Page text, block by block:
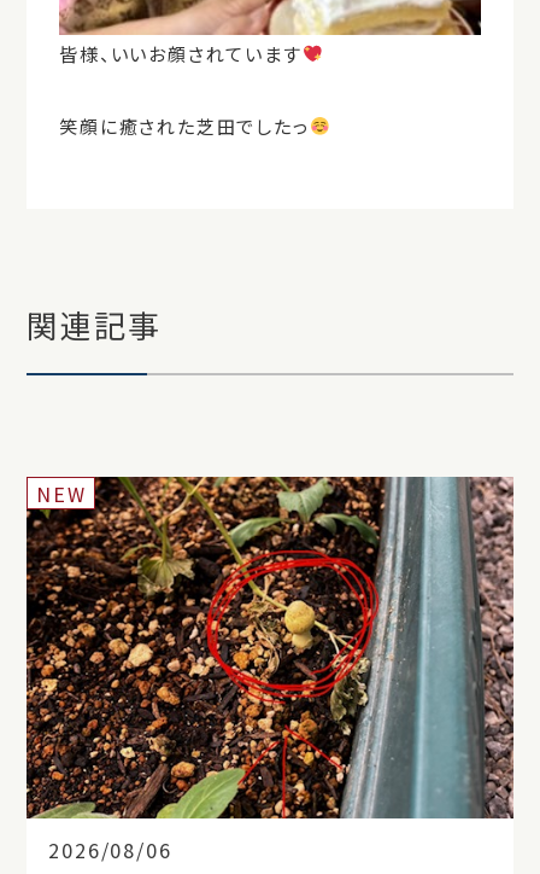
皆様、いいお顔されています
笑顔に癒された芝田でしたっ
関連記事
2026/08/06
NEW